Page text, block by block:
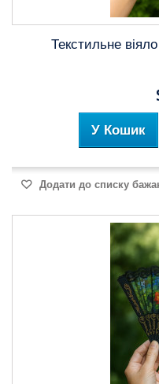
Текстильне
У Кошик
Додати до списку